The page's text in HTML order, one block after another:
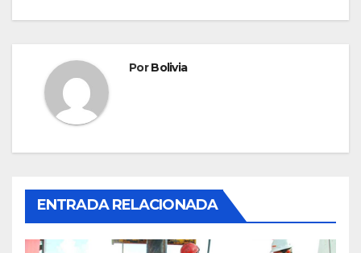
PorBolivia
ENTRADA RELACIONADA